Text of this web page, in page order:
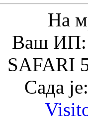
На
Ваш ИП:
SAFARI
Сада